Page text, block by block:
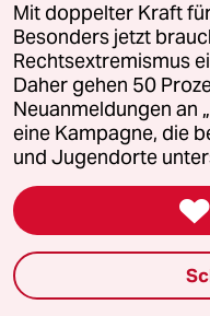
Fragen & Hilfe
Feedback
Aboservice
ePaper Login
Downloads für
Mit doppelter Kraft
Besonders jetzt
Rechtsextremismus
Daher gehen 50
Neuanmeldungen an
eine Kampagne, die
und Jugendorte
